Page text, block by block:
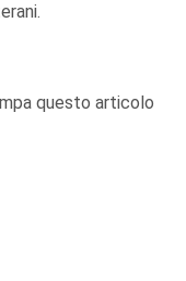
questo articolo